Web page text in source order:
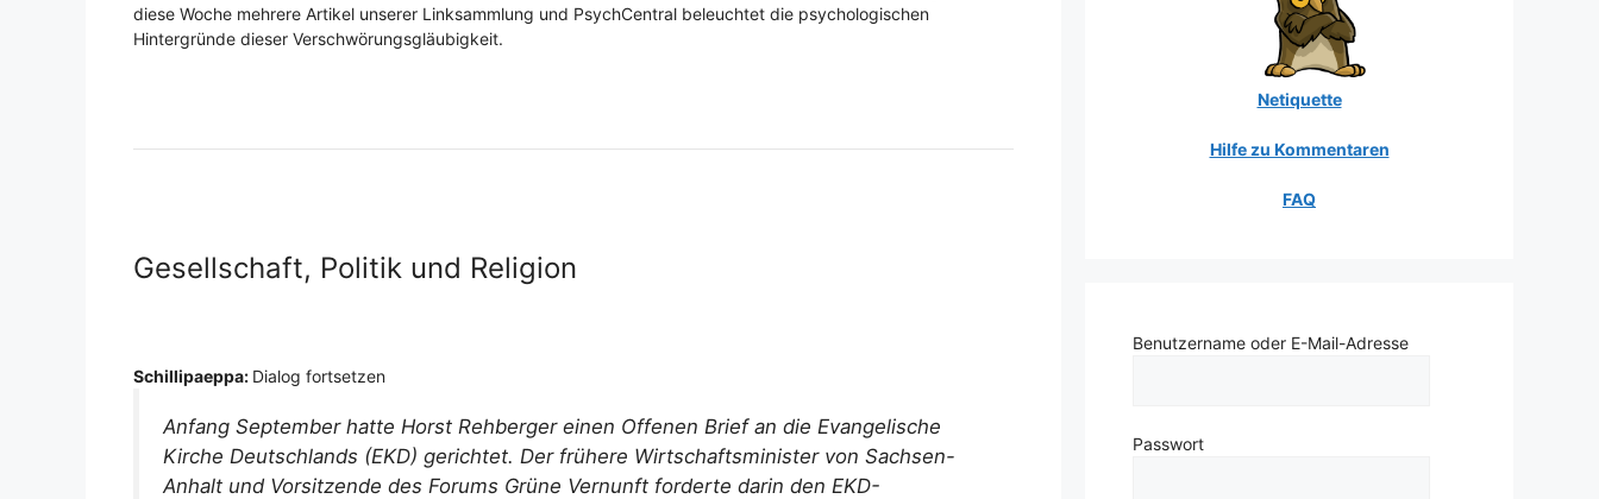
diese Woche mehrere Artikel unserer Linksammlung und PsychCentral beleuchtet die psychologischen
Hintergründe dieser Verschwörungsgläubigkeit.
Gesellschaft, Politik und Religion
Schillipaeppa: Dialog fortsetzen
Anfang September hatte Horst Rehberger einen Offenen Brief an die Evangelische
Kirche Deutschlands (EKD) gerichtet. Der frühere Wirtschaftsminister von Sachsen-
Anhalt und Vorsitzende des Forums Grüne Vernunft forderte darin den EKD-
Netiquette
Hilfe zu Kommentaren
FAQ
Benutzername oder E-Mail-Adresse
Passwort